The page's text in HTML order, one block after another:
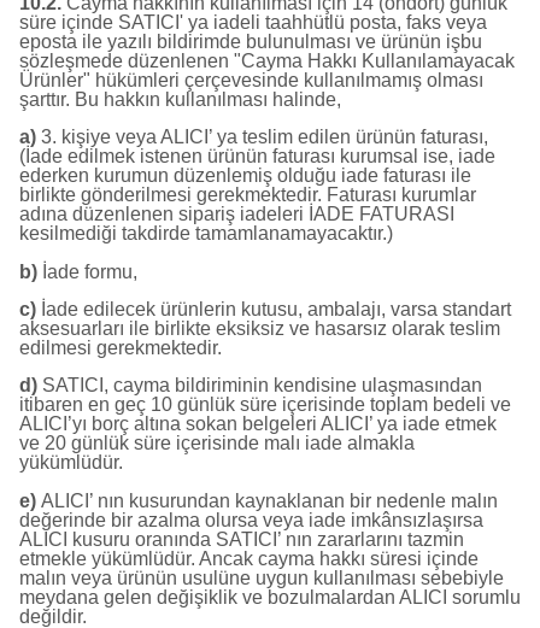
süre içinde SATICI' ya iadeli taahhütlü posta, faks veya
eposta ile yazılı bildirimde bulunulması ve ürünün işbu
sözleşmede düzenlenen "Cayma Hakkı Kullanılamayacak
Ürünler" hükümleri çerçevesinde kullanılmamış olması
şarttır. Bu hakkın kullanılması halinde,
a) 3. kişiye veya ALICI’ ya teslim edilen ürünün faturası,
(İade edilmek istenen ürünün faturası kurumsal ise, iade
ederken kurumun düzenlemiş olduğu iade faturası ile
birlikte gönderilmesi gerekmektedir. Faturası kurumlar
adına düzenlenen sipariş iadeleri İADE FATURASI
kesilmediği takdirde tamamlanamayacaktır.)
b) İade formu,
c) İade edilecek ürünlerin kutusu, ambalajı, varsa standart
aksesuarları ile birlikte eksiksiz ve hasarsız olarak teslim
edilmesi gerekmektedir.
d) SATICI, cayma bildiriminin kendisine ulaşmasından
itibaren en geç 10 günlük süre içerisinde toplam bedeli ve
ALICI’yı borç altına sokan belgeleri ALICI’ ya iade etmek
ve 20 günlük süre içerisinde malı iade almakla
yükümlüdür.
e) ALICI’ nın kusurundan kaynaklanan bir nedenle malın
değerinde bir azalma olursa veya iade imkânsızlaşırsa
ALICI kusuru oranında SATICI’ nın zararlarını tazmin
etmekle yükümlüdür. Ancak cayma hakkı süresi içinde
malın veya ürünün usulüne uygun kullanılması sebebiyle
meydana gelen değişiklik ve bozulmalardan ALICI sorumlu
değildir.